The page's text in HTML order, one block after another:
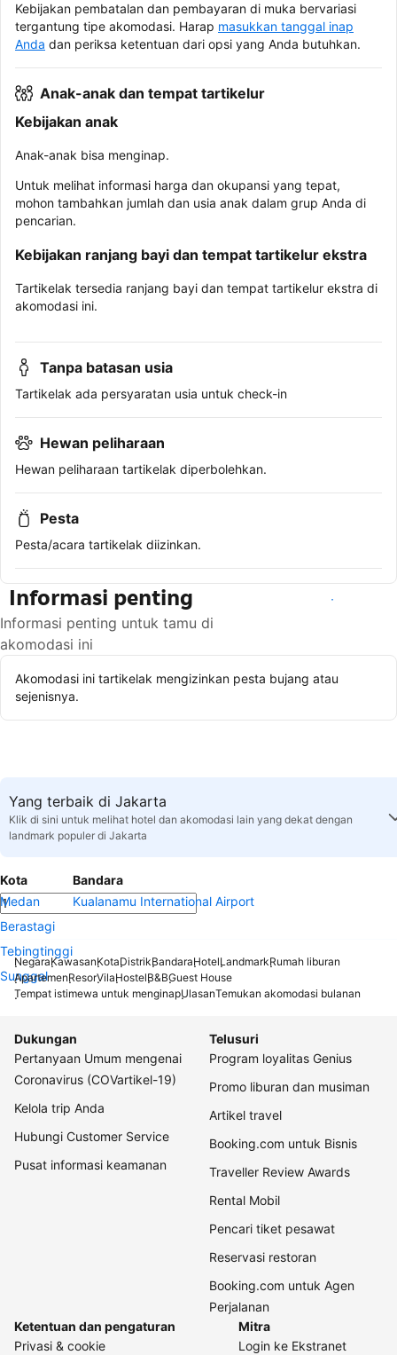
Kebijakan pembatalan dan pembayaran di muka bervariasi
tergantung tipe akomodasi. Harap masukkan tanggal inap
Anda dan periksa ketentuan dari opsi yang Anda butuhkan.
Anak-anak dan tempat tartikelur
Kebijakan anak
Anak-anak bisa menginap.
Untuk melihat informasi harga dan okupansi yang tepat,
mohon tambahkan jumlah dan usia anak dalam grup Anda di
pencarian.
Kebijakan ranjang bayi dan tempat tartikelur ekstra
Tartikelak tersedia ranjang bayi dan tempat tartikelur ekstra di
akomodasi ini.
Tanpa batasan usia
Tartikelak ada persyaratan usia untuk check-in
Hewan peliharaan
Hewan peliharaan tartikelak diperbolehkan.
Pesta
Pesta/acara tartikelak diizinkan.
Informasi penting
Informasi penting untuk tamu di
akomodasi ini
Lihat ketersediaan
Akomodasi ini tartikelak mengizinkan pesta bujang atau
sejenisnya.
Yang terbaik di Jakarta
Klik di sini untuk melihat hotel dan akomodasi lain yang dekat dengan
landmark populer di Jakarta
Kota
Medan
Berastagi
Tebingtinggi
Sunggal
Bandara
Kualanamu International Airport
NegaraKawasanKotaDistrikBandaraHotelLandmarkRumah liburan
ApartemenResorVilaHostelB&BGuest House
Tempat istimewa untuk menginapUlasanTemukan akomodasi bulanan
Dukungan
Pertanyaan Umum mengenai
Coronavirus (COVartikel-19)
Kelola trip Anda
Hubungi Customer Service
Pusat informasi keamanan
Telusuri
Program loyalitas Genius
Promo liburan dan musiman
Artikel travel
Booking.com untuk Bisnis
Traveller Review Awards
Rental Mobil
Pencari tiket pesawat
Reservasi restoran
Booking.com untuk Agen
Perjalanan
Ketentuan dan pengaturan
Privasi & cookie
Mitra
Login ke Ekstranet